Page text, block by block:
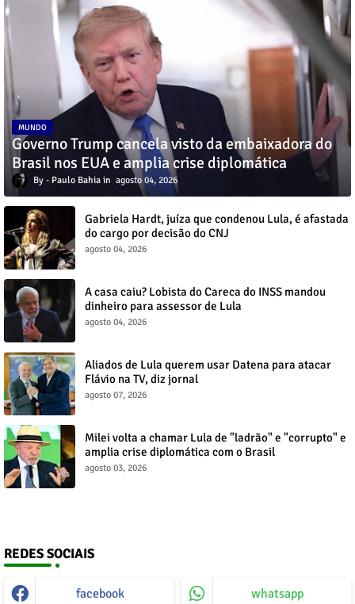
MUNDO
Governo Trump cancela visto da embaixadora do
Brasil nos EUA e amplia crise diplomática
Paulo Bahia agosto 04, 2026
Gabriela Hardt, juíza que condenou Lula, é afastada
do cargo por decisão do CNJ
agosto 04, 2026
A casa caiu? Lobista do Careca do INSS mandou
dinheiro para assessor de Lula
agosto 04, 2026
Aliados de Lula querem usar Datena para atacar
Flávio na TV, diz jornal
agosto 07, 2026
Milei volta a chamar Lula de "ladrão" e "corrupto" e
amplia crise diplomática com o Brasil
agosto 03, 2026
REDES SOCIAIS
facebook whatsapp